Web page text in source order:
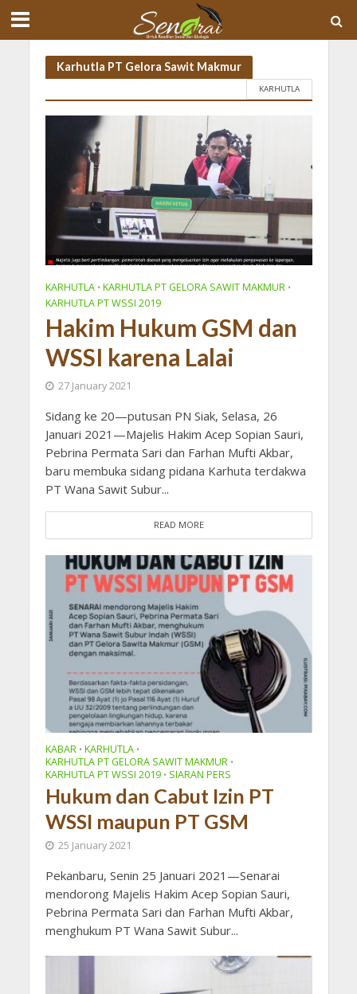
Karhutla PT Gelora Sawit Makmur
KARHUTLA
KARHUTLA • KARHUTLA PT GELORA SAWIT MAKMUR •
KARHUTLA PT WSSI 2019
Hakim Hukum GSM dan
WSSI karena Lalai
27 January 2021
Sidang ke 20—putusan PN Siak, Selasa, 26
Januari 2021—Majelis Hakim Acep Sopian Sauri,
Pebrina Permata Sari dan Farhan Mufti Akbar,
baru membuka sidang pidana Karhuta terdakwa
PT Wana Sawit Subur...
READ MORE
KABAR • KARHUTLA •
KARHUTLA PT GELORA SAWIT MAKMUR •
KARHUTLA PT WSSI 2019 • SIARAN PERS
Hukum dan Cabut Izin PT
WSSI maupun PT GSM
25 January 2021
Pekanbaru, Senin 25 Januari 2021—Senarai
mendorong Majelis Hakim Acep Sopian Sauri,
Pebrina Permata Sari dan Farhan Mufti Akbar,
menghukum PT Wana Sawit Subur...